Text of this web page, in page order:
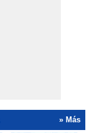
» Más